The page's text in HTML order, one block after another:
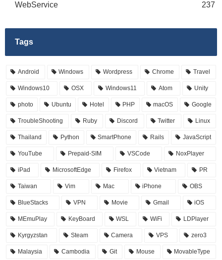
WebService 237
Tags
Android Windows Wordpress Chrome Travel
Windows10 OSX Windows11 Atom Unity
photo Ubuntu Hotel PHP macOS Google
TroubleShooting Ruby Discord Twitter Linux
Thailand Python SmartPhone Rails JavaScript
YouTube Prepaid-SIM VSCode NoxPlayer
iPad MicrosoftEdge Firefox Vietnam PR
Taiwan Vim Mac iPhone OBS
BlueStacks VPN Movie Gmail iOS
MEmuPlay KeyBoard WSL WiFi LDPlayer
Kyrgyzstan Steam Camera VPS zero3
Malaysia Cambodia Git Mouse MovableType